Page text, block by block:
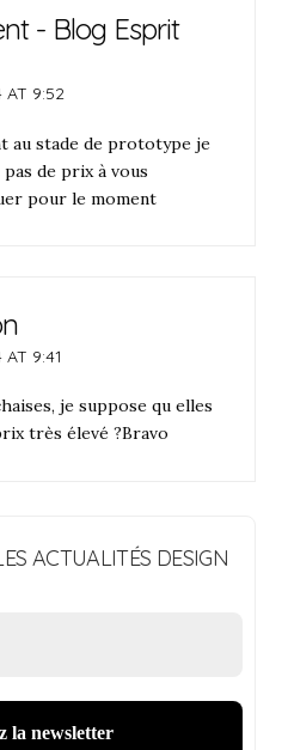
- Blog Esprit
AT 9:52
au stade de prototype je
de prix à vous
pour le moment
9:41
je suppose qu elles
très élevé ?Bravo
ACTUALITÉS DESIGN